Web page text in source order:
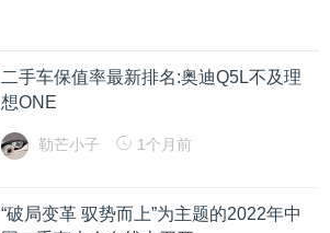
二手车保值率最新排名:奥迪Q5L不及理
想ONE
勒芒小子 1个月前
“破局变革 驭势而上”为主题的2022年中